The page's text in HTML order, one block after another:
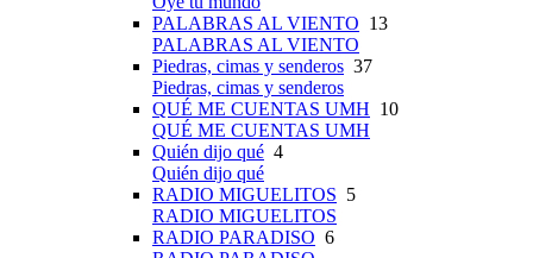
PALABRAS AL VIENTO 13
PALABRAS AL VIENTO
Piedras, cimas y senderos 37
Piedras, cimas y senderos
QUÉ ME CUENTAS UMH 10
QUÉ ME CUENTAS UMH
Quién dijo qué 4
Quién dijo qué
RADIO MIGUELITOS 5
RADIO MIGUELITOS
RADIO PARADISO 6